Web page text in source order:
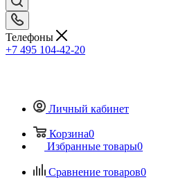
Телефоны
+7 495 104-42-20
Личный кабинет
Корзина0
Избранные товары0
Сравнение товаров0